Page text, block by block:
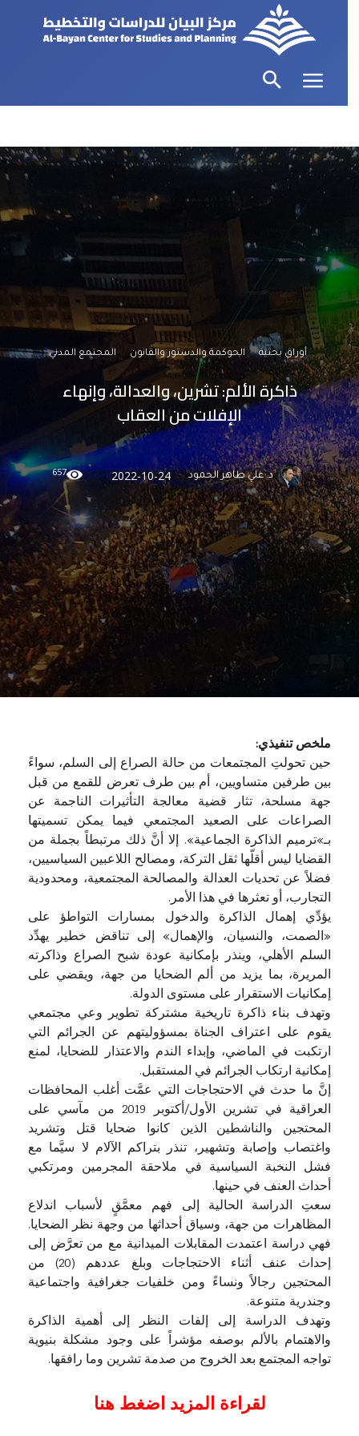
أوراق بحثية الحوكمة والدستور والقانون المجتمع المدني
ذاكرة الألم: تشرين، والعدالة، وإنهاء
الإفلات من العقاب
د. علي طاهر الحمود 2022-10-24
657
ملخص تنفيذي:
حين تحولتِ المجتمعات من حالة الصراع إلى السلم، سواءً
بين طرفين متساويين، أم بين طرف تعرض للقمع من قبل
جهة مسلحة، تثار قضية معالجة التأثيرات الناجمة عن
الصراعات على الصعيد المجتمعي فيما يمكن تسميتها
بـ»ترميم الذاكرة الجماعية». إلا أنَّ ذلك مرتبطاً بجملة من
القضايا ليس أقلّها ثقل التركة، ومصالح اللاعبين السياسيين،
فضلاً عن تحديات العدالة والمصالحة المجتمعية، ومحدودية
التجارب، أو تعثرها في هذا الأمر.
يؤدِّي إهمال الذاكرة والدخول بمسارات التواطؤ على
«الصمت، والنسيان، والإهمال» إلى تناقض خطير يهدِّد
السلم الأهلي، وينذر بإمكانية عودة شبح الصراع وذاكرته
المريرة، بما يزيد من ألم الضحايا من جهة، ويقضي على
إمكانيات الاستقرار على مستوى الدولة.
وتهدف بناء ذاكرة تاريخية مشتركة تطوير وعي مجتمعي
يقوم على اعتراف الجناة بمسؤوليتهم عن الجرائم التي
ارتكبت في الماضي، وإبداء الندم والاعتذار للضحايا، لمنع
إمكانية ارتكاب الجرائم في المستقبل.
إنَّ ما حدث في الاحتجاجات التي عمَّت أغلب المحافظات
العراقية في تشرين الأول/أكتوبر 2019 من مآسي على
المحتجين والناشطين الذين كانوا ضحايا قتل وتشريد
واغتصاب وإصابة وتشهير، تنذر بتراكم الآلام لا سيَّما مع
فشل النخبة السياسية في ملاحقة المجرمين ومرتكبي
أحداث العنف في حينها.
سعتِ الدراسة الحالية إلى فهم معمَّقٍ لأسباب اندلاع
المظاهرات من جهة، وسياق أحداثها من وجهة نظر الضحايا.
فهي دراسة اعتمدت المقابلات الميدانية مع من تعرَّض إلى
إحداث عنف أثناء الاحتجاجات وبلغ عددهم (20) من
المحتجين رجالاً ونساءً ومن خلفيات جغرافية واجتماعية
وجندرية متنوعة.
وتهدف الدراسة إلى إلفات النظر إلى أهمية الذاكرة
والاهتمام بالألم بوصفه مؤشراً على وجود مشكلة بنيوية
تواجه المجتمع بعد الخروج من صدمة تشرين وما رافقها.
لقراءة المزيد اضغط هنا